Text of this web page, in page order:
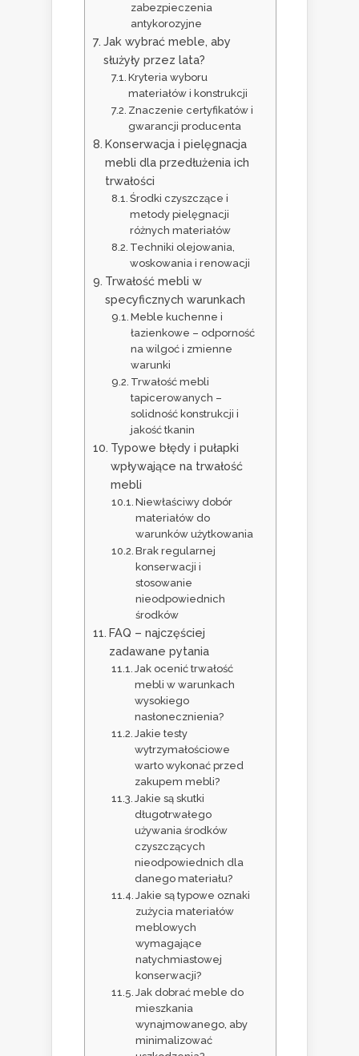
zabezpieczenia
antykorozyjne
Jak wybrać meble, aby
służyły przez lata?
Kryteria wyboru
materiałów i konstrukcji
Znaczenie certyfikatów i
gwarancji producenta
Konserwacja i pielęgnacja
mebli dla przedłużenia ich
trwałości
Środki czyszczące i
metody pielęgnacji
różnych materiałów
Techniki olejowania,
woskowania i renowacji
Trwałość mebli w
specyficznych warunkach
Meble kuchenne i
łazienkowe – odporność
na wilgoć i zmienne
warunki
Trwałość mebli
tapicerowanych –
solidność konstrukcji i
jakość tkanin
Typowe błędy i pułapki
wpływające na trwałość
mebli
Niewłaściwy dobór
materiałów do
warunków użytkowania
Brak regularnej
konserwacji i
stosowanie
nieodpowiednich
środków
FAQ – najczęściej
zadawane pytania
Jak ocenić trwałość
mebli w warunkach
wysokiego
nasłonecznienia?
Jakie testy
wytrzymałościowe
warto wykonać przed
zakupem mebli?
Jakie są skutki
długotrwałego
używania środków
czyszczących
nieodpowiednich dla
danego materiału?
Jakie są typowe oznaki
zużycia materiałów
meblowych
wymagające
natychmiastowej
konserwacji?
Jak dobrać meble do
mieszkania
wynajmowanego, aby
minimalizować